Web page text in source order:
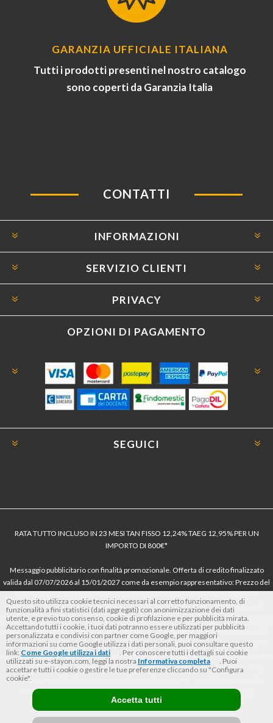
GARANZIA UFFICIALE ITALIANA
Tutti i prodotti presenti nel nostro catalogo
sono coperti da Garanzia Italia
CONTATTI
INFORMAZIONI
SERVIZIO CLIENTI
PRIVACY
OPZIONI DI PAGAMENTO
SEGUICI
RATA TUTTO INCLUSO IN 23 MESI TAN FISSO 12,24% TAEG 12,95% PER UN
IMPORTO DI 800€*
Messaggio pubblicitario con finalità promozionale. Offerta di credito finalizzato
valida dal 07/07/2026 al 15/01/2027 come da esempio rappresentativo: Prezzo del
dell’offerta azzerati. Importo totale del credito € 800. Importo totale dovuto dal
Consumatore € 920. Decorrenza media della prima rata a 90 giorni. Al fine di gestire
le tue spese in modo responsabile e di conoscere eventuali altre offerte disponibili,
Findomestic ti ricorda, prima di sottoscrivere il contratto, di prendere visione di
tutte le condizioni economiche e contrattuali, facendo riferimento alle Informazioni
Europee di Base sul Credito ai Consumatori (IEBCC) nel percorso online. Salvo
approvazione di Findomestic Banca S.p.A.. Il rivenditore (StayON) opera quale
intermediario del credito per Findomestic Banca S.p.A., non in esclusiva.
Questo sito utilizza cookie tecnici necessari al corretto funzionamento, di
funzionalità a fini statistici (dati aggregati) con anonimizzazione dei dati
utente, e previo tuo consenso, cookie di profilazione e per pubblicità mirata.
Accettando tutti i cookie, i tuoi dati potranno essere utilizzati per pubblicità
personalizzata e condivisi con partner come Google, per maggiori
informazioni su come Google utilizza i dati personali, puoi consultare questo
link: Come Google utilizza i dati
. Per conoscere tutti i dettagli sui cookie
utilizzati su e-stayon.com, leggi la nostra Informativa completa
. Puoi
accettare tutti i cookie o gestire le tue preferenze cliccando su "Configura
cookie".
Accetta tutti